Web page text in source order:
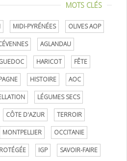
MOTS CLÉS
MIDI-PYRÉNÉES OLIVES AOP
AGLANDAU
HARICOT FÊTE
HISTOIRE AOC
LÉGUMES SECS
CÔTE D'AZUR TERROIR
MONTPELLIER OCCITANIE
IGP SAVOIR-FAIRE